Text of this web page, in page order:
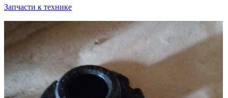
Запчасти к технике